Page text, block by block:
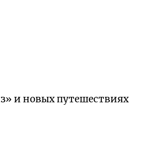
и новых путешествиях